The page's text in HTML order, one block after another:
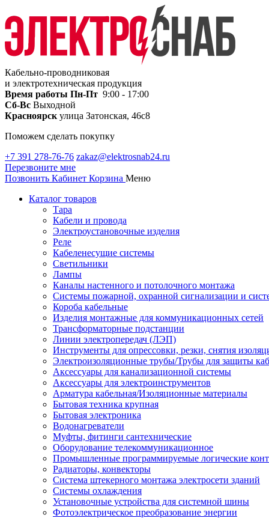
Кабельно-проводниковая
и электротехническая продукция
Время работы Пн-Пт 9:00 - 17:00
Сб-Вс Выходной
Красноярск улица Затонская, 46с8
Поможем сделать покупку
+7 391 278-76-76 zakaz@elektrosnab24.ru
Перезвоните мне
Позвонить Кабинет Корзина Меню
Каталог товаров
Тара
Кабели и провода
Электроустановочные изделия
Реле
Кабеленесущие системы
Светильники
Лампы
Каналы настенного и потолочного монтажа
Системы пожарной, охранной сигнализации и
Короба кабельные
Изделия монтажные для коммуникационных сетей
Трансформаторные подстанции
Линии электропередач (ЛЭП)
Инструменты для опрессовки, резки, снятия
Электроизоляционные трубы/Трубы для защиты
Аксессуары для канализационной системы
Аксессуары для электроинструментов
Арматура кабельная/Изоляционные материалы
Бытовая техника крупная
Бытовая электроника
Водонагреватели
Муфты, фитинги сантехнические
Оборудование телекоммуникационное
Промышленные программируемые логические
Радиаторы, конвекторы
Система штекерного монтажа электросети зданий
Системы охлаждения
Установочные устройства для системной шины
Фотоэлектрическое преобразование энергии